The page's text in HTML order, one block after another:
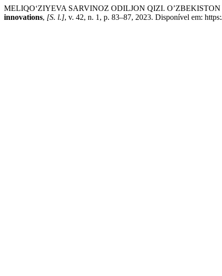
MELIQO‘ZIYEVA SARVINOZ ODILJON QIZI.
innovations, [S. l.], v. 42, n. 1, p. 83–87, 2023. Disponível em: